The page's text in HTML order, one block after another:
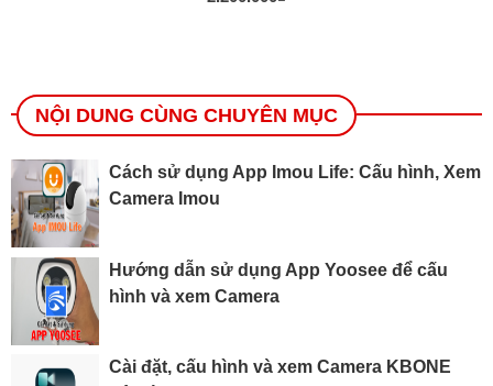
NỘI DUNG CÙNG CHUYÊN MỤC
Cách sử dụng App Imou Life: Cấu hình, Xem
Camera Imou
Hướng dẫn sử dụng App Yoosee để cấu
hình và xem Camera
Cài đặt, cấu hình và xem Camera KBONE